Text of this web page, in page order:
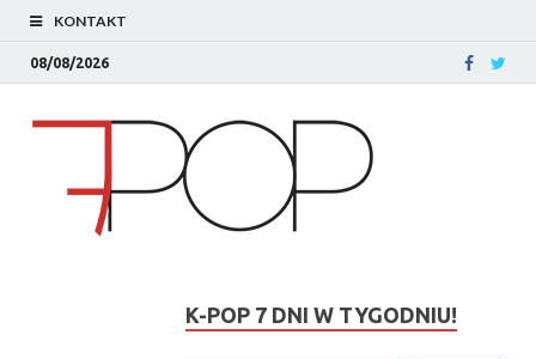
KONTAKT
08/08/2026
K-POP 7 DNI W TYGODNIU!